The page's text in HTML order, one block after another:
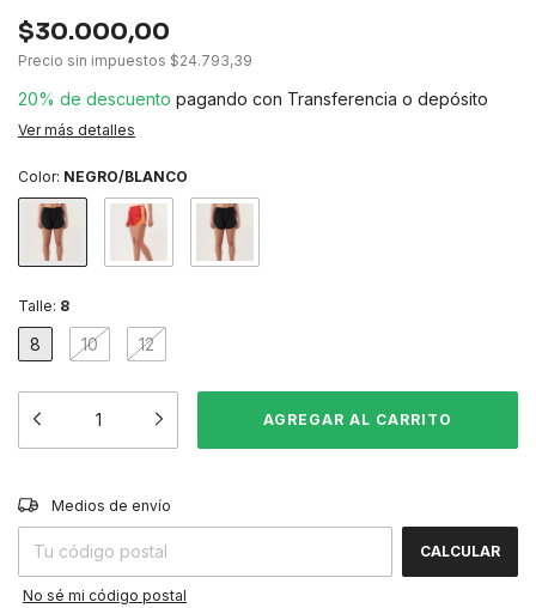
$30.000,00
Precio sin impuestos $24.793,39
20% de descuento pagando con Transferencia o depósito
Ver más detalles
Color: NEGRO/BLANCO
Talle: 8
8 10 12
Entregas para el CP:
Medios de envío
CALCULAR
No sé mi código postal